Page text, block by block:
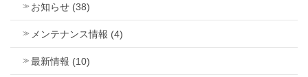
お知らせ (38)
メンテナンス情報 (4)
最新情報 (10)